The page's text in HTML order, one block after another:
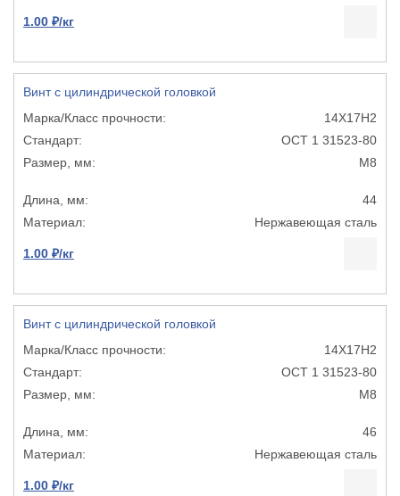
1.00 ₽/кг
Винт с цилиндрической головкой
14Х17Н2
ОСТ 1 31523-80
М8
44
Нержавеющая сталь
1.00 ₽/кг
Винт с цилиндрической головкой
14Х17Н2
ОСТ 1 31523-80
М8
46
Нержавеющая сталь
1.00 ₽/кг